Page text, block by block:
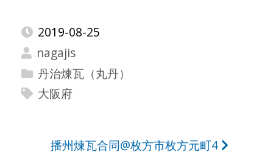
2019-08-25
nagajis
丹治煉瓦（丸丹）
大阪府
播州煉瓦合同@枚方市枚方元町4